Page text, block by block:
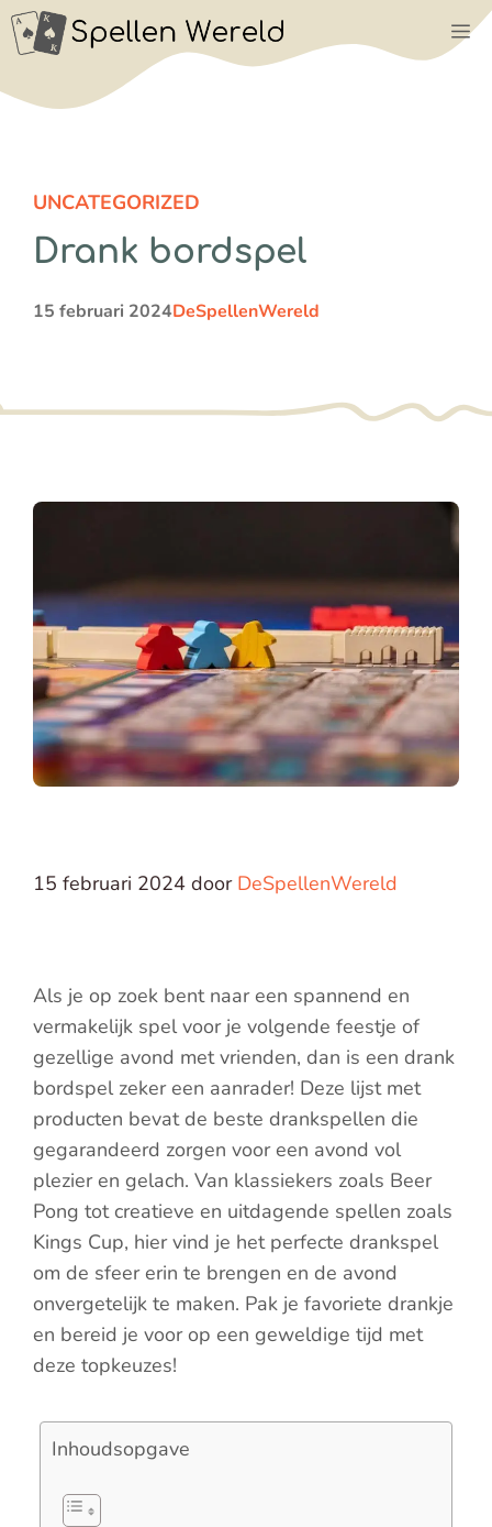
Ga
naar
inhoud
UNCATEGORIZED
Drank bordspel
15 februari 2024DeSpellenWereld
15 februari 2024 door DeSpellenWereld
Als je op zoek bent naar een spannend en
vermakelijk spel voor je volgende feestje of
gezellige avond met vrienden, dan is een drank
bordspel zeker een aanrader! Deze lijst met
producten bevat de beste drankspellen die
gegarandeerd zorgen voor een avond vol
plezier en gelach. Van klassiekers zoals Beer
Pong tot creatieve en uitdagende spellen zoals
Kings Cup, hier vind je het perfecte drankspel
om de sfeer erin te brengen en de avond
onvergetelijk te maken. Pak je favoriete drankje
en bereid je voor op een geweldige tijd met
deze topkeuzes!
Inhoudsopgave